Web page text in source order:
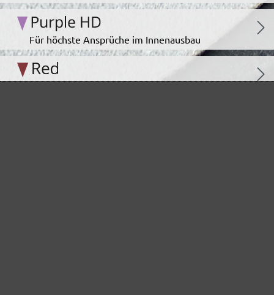
Für höchste Ansprüche im Innenausbau
Das unermüdliche Allroundtalent